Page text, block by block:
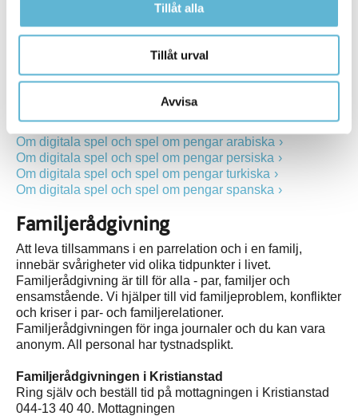
Tillåt alla
Tillåt urval
Avvisa
Informationsfolder (pdf) på olika språk - Om digitala spel
Om digitala spel och spel om pengar svenska
Om digitala spel och spel om pengar engelska
Om digitala spel och spel om pengar somaliska
Om digitala spel och spel om pengar tigrinska
Om digitala spel och spel om pengar arabiska
Om digitala spel och spel om pengar persiska
Om digitala spel och spel om pengar turkiska
Om digitala spel och spel om pengar spanska
Familjerådgivning
Att leva tillsammans i en parrelation och i en familj,
innebär svårigheter vid olika tidpunkter i livet.
Familjerådgivning är till för alla - par, familjer och
ensamstående. Vi hjälper till vid familjeproblem, konflikter
och kriser i par- och familjerelationer.
Familjerådgivningen för inga journaler och du kan vara
anonym. All personal har tystnadsplikt.
Familjerådgivningen i Kristianstad
Ring själv och beställ tid på mottagningen i Kristianstad
044-13 40 40. Mottagningen